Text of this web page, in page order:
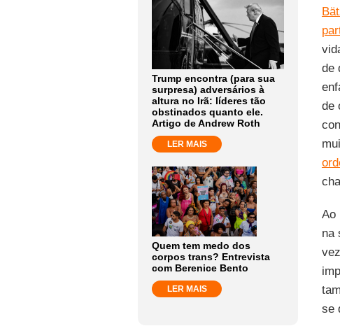
Trump encontra (para sua
surpresa) adversários à
altura no Irã: líderes tão
obstinados quanto ele.
Artigo de Andrew Roth
LER MAIS
Quem tem medo dos
corpos trans? Entrevista
com Berenice Bento
LER MAIS
de
de
Ao
na
se